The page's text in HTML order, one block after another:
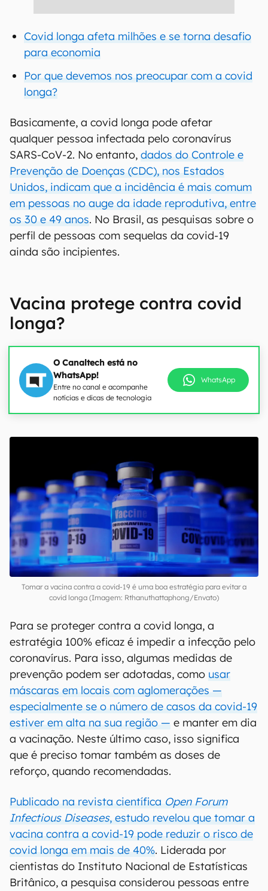
Covid longa afeta milhões e se torna desafio
para economia
Por que devemos nos preocupar com a covid
longa?
Basicamente, a covid longa pode afetar
qualquer pessoa infectada pelo coronavírus
SARS-CoV-2. No entanto, dados do Controle e
Prevenção de Doenças (CDC), nos Estados
Unidos, indicam que a incidência é mais comum
em pessoas no auge da idade reprodutiva, entre
os 30 e 49 anos. No Brasil, as pesquisas sobre o
perfil de pessoas com sequelas da covid-19
ainda são incipientes.
Vacina protege contra covid
longa?
O Canaltech está no
WhatsApp!
Entre no canal e acompanhe
notícias e dicas de tecnologia
WhatsApp
Tomar a vacina contra a covid-19 é uma boa estratégia para evitar a
covid longa (Imagem: Rthanuthattaphong/Envato)
Para se proteger contra a covid longa, a
estratégia 100% eficaz é impedir a infecção pelo
coronavírus. Para isso, algumas medidas de
prevenção podem ser adotadas, como usar
máscaras em locais com aglomerações —
especialmente se o número de casos da covid-19
estiver em alta na sua região — e manter em dia
a vacinação. Neste último caso, isso significa
que é preciso tomar também as doses de
reforço, quando recomendadas.
Publicado na revista científica Open Forum
Infectious Diseases, estudo revelou que tomar a
vacina contra a covid-19 pode reduzir o risco de
covid longa em mais de 40%. Liderada por
cientistas do Instituto Nacional de Estatísticas
Britânico, a pesquisa considerou pessoas entre